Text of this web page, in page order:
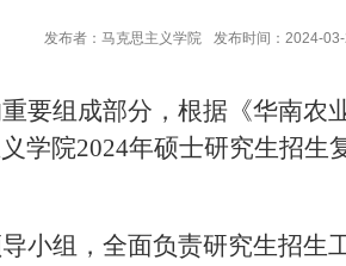
发布者：马克思主义学院 发布时间：2024-
要组成部分，根据《华南农
学院2024年硕士研究生招生
小组，全面负责研究生招